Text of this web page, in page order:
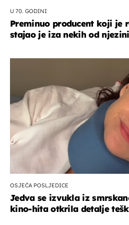
U 70. GODINI
Preminuo producent koji je
stajao je iza nekih od
OSJEĆA POSLJEDICE
Jedva se izvukla iz
kino-hita otkrila detalje